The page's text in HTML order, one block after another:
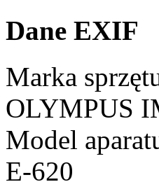
Dane EXIF
Marka
OLYMPUS
Model
E-620